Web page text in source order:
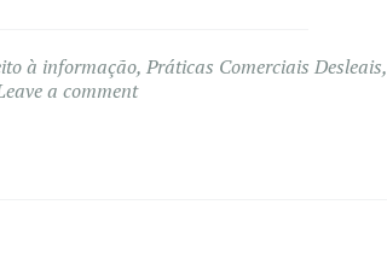
à informação, Práticas Comerciais Desleais,
a comment